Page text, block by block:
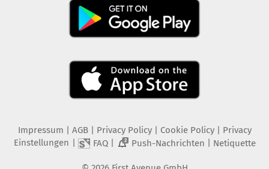
Impressum AGB Privacy Policy| Cookie Policy| Privacy
Einstellungen
FAQ| 2 Push-Nachrichten Netiquette